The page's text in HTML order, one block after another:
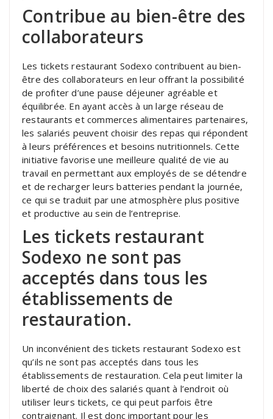
Contribue au bien-être des
collaborateurs
Les tickets restaurant Sodexo contribuent au bien-
être des collaborateurs en leur offrant la possibilité
de profiter d’une pause déjeuner agréable et
équilibrée. En ayant accès à un large réseau de
restaurants et commerces alimentaires partenaires,
les salariés peuvent choisir des repas qui répondent
à leurs préférences et besoins nutritionnels. Cette
initiative favorise une meilleure qualité de vie au
travail en permettant aux employés de se détendre
et de recharger leurs batteries pendant la journée,
ce qui se traduit par une atmosphère plus positive
et productive au sein de l’entreprise.
Les tickets restaurant
Sodexo ne sont pas
acceptés dans tous les
établissements de
restauration.
Un inconvénient des tickets restaurant Sodexo est
qu’ils ne sont pas acceptés dans tous les
établissements de restauration. Cela peut limiter la
liberté de choix des salariés quant à l’endroit où
utiliser leurs tickets, ce qui peut parfois être
contraignant. Il est donc important pour les